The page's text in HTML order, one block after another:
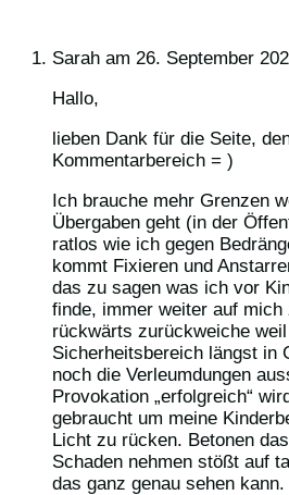
Sarah am 26. September
Hallo,
lieben Dank für die Seite,
Kommentarbereich = )
Ich brauche mehr Grenzen
Übergaben geht (in der
ratlos wie ich gegen
kommt Fixieren und
das zu sagen was ich vor
finde, immer weiter auf
rückwärts zurückweiche
Sicherheitsbereich längst in
noch die Verleumdungen
Provokation „erfolgreich“
gebraucht um meine
Licht zu rücken. Betonen
Schaden nehmen stößt auf
das ganz genau sehen kann.